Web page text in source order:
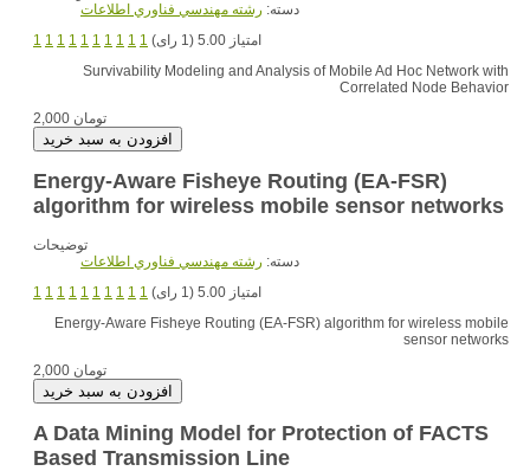
دسته: رشته مهندسي فناوري اطلاعات
1 1 1 1 1 1 1 1 1 1
امتیاز 5.00 (1 رای)
Survivability Modeling and Analysis of Mobile Ad Hoc Network with
Correlated Node Behavior
2,000 تومان
Energy-Aware Fisheye Routing (EA-FSR)
algorithm for wireless mobile sensor networks
توضیحات
دسته: رشته مهندسي فناوري اطلاعات
1 1 1 1 1 1 1 1 1 1
امتیاز 5.00 (1 رای)
Energy-Aware Fisheye Routing (EA-FSR) algorithm for wireless mobile
sensor networks
2,000 تومان
A Data Mining Model for Protection of FACTS
Based Transmission Line